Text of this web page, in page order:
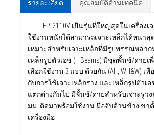
รายละเอียด คุณสมบัติด้านเทคนิค
EP-2110V เป็นรุ่นที่ใหญ่สุดในเครื่องเ
ใช้งานหนักได้สามารถเจาะเหล็กได้หนาสุด
เหมาะสำหรับเจาะเหล็กที่มีรูปพรรณหลาก
เหล็กรูปตัวเอช (H Beams) มีชุดพั้นช์/ดายเ
เลือกใช้งาน 3 แบบ ด้วยกัน (AH, WH&W) เ
กับการใช้เจาะเหล็กราง และเหล็กรูปตัวเ
แตกต่างกันไป มีพั้นช์/ดายสำหรับเจาะรูว
มม. ติดมาพร้อมใช้งาน มือจับด้านข้าง ขา
เครื่องมือ